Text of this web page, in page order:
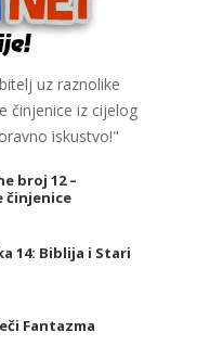
uz raznolike
činjenice iz cijelog
iskustvo!"
broj 12 –
činjenice
14: Biblija i Stari
Fantazma